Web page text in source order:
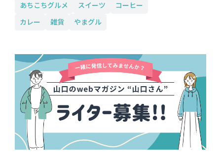
あちこちグルメ
スイーツ
コーヒー
カレー
雑貨 やまグル